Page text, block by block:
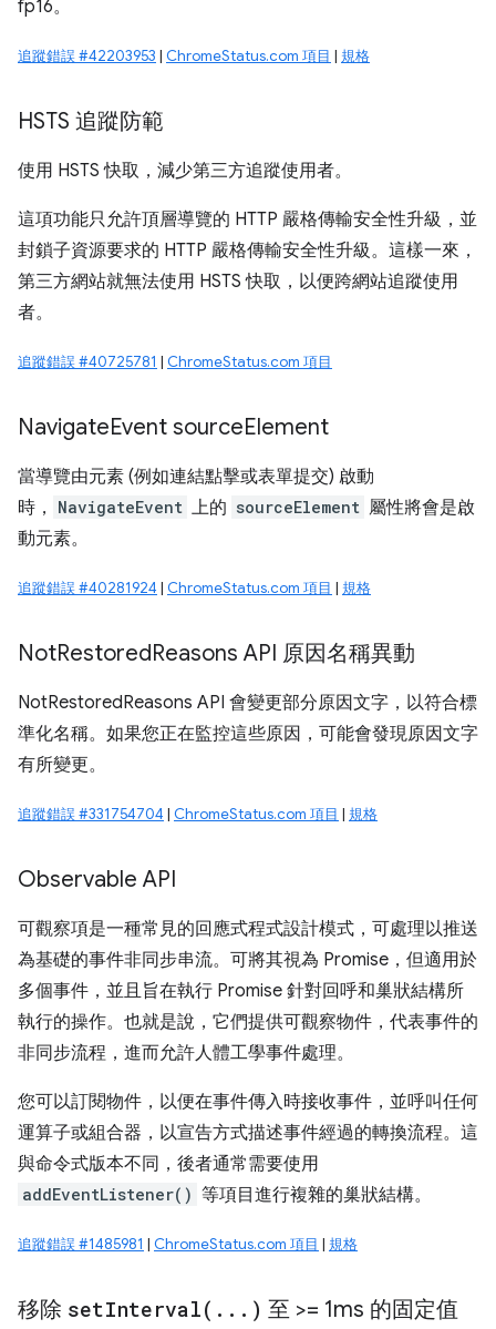
fp16。
追蹤錯誤 #42203953 | ChromeStatus.com 項目 | 規格
HSTS 追蹤防範
使用 HSTS 快取，減少第三方追蹤使用者。
這項功能只允許頂層導覽的 HTTP 嚴格傳輸安全性升級，並
封鎖子資源要求的 HTTP 嚴格傳輸安全性升級。這樣一來，
第三方網站就無法使用 HSTS 快取，以便跨網站追蹤使用
者。
追蹤錯誤 #40725781 | ChromeStatus.com 項目
NavigateEvent sourceElement
當導覽由元素 (例如連結點擊或表單提交) 啟動
時，
NavigateEvent 上的 sourceElement 屬性將會是啟
動元素。
追蹤錯誤 #40281924 | ChromeStatus.com 項目 | 規格
NotRestoredReasons API 原因名稱異動
NotRestoredReasons API 會變更部分原因文字，以符合標
準化名稱。如果您正在監控這些原因，可能會發現原因文字
有所變更。
追蹤錯誤 #331754704 | ChromeStatus.com 項目 | 規格
Observable API
可觀察項是一種常見的回應式程式設計模式，可處理以推送
為基礎的事件非同步串流。可將其視為 Promise，但適用於
多個事件，並且旨在執行 Promise 針對回呼和巢狀結構所
執行的操作。也就是說，它們提供可觀察物件，代表事件的
非同步流程，進而允許人體工學事件處理。
您可以訂閱物件，以便在事件傳入時接收事件，並呼叫任何
運算子或組合器，以宣告方式描述事件經過的轉換流程。這
與命令式版本不同，後者通常需要使用
addEventListener() 等項目進行複雜的巢狀結構。
追蹤錯誤 #1485981 | ChromeStatus.com 項目 | 規格
移除 setInterval( . . . ) 至 >= 1ms 的固定值